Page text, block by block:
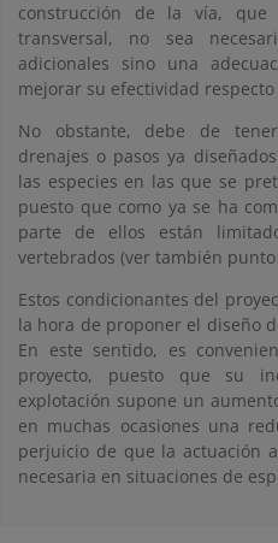
construcción de la vía, que
transversal, no sea
adicionales sino una
mejorar su efectividad respecto
No obstante, debe de
drenajes o pasos ya
las especies en las que se
puesto que como ya se ha
parte de ellos están
vertebrados (ver también punto
Estos condicionantes del
la hora de proponer el diseño
En este sentido, es
proyecto, puesto que su
explotación supone un
en muchas ocasiones una
perjuicio de que la actuación
necesaria en situaciones de